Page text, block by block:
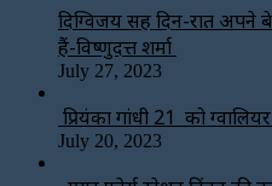
दिग्विजय सिंह दिन-रात
हैं-विष्णुदत्त शर्मा
July 27, 2023
प्रियंका गांधी 21 को
July 20, 2023